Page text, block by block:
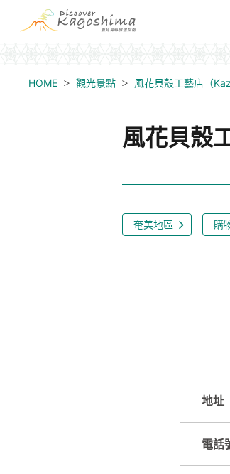
HOME 觀光景點 風花貝殼工藝店（
風花貝殼
奄美地區 購
地址
電話